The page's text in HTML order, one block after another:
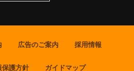
広告のご案内 採用情報
保護方針 ガイドマップ